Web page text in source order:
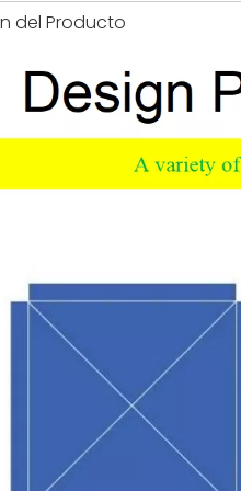
del Producto